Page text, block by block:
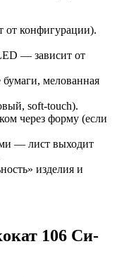
от конфигурации).
— зависит от
мелованная
soft-touch).
через форму (если
— лист выходит
изделия и
106 Си-